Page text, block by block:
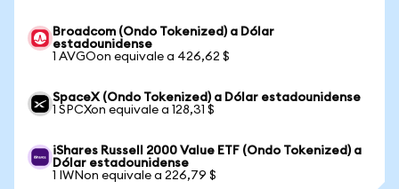
Broadcom (Ondo Tokenized) a Dólar
estadounidense
1 AVGOon equivale a 426,62 $
SpaceX (Ondo Tokenized) a Dólar estadounidense
1 SPCXon equivale a 128,31 $
iShares Russell 2000 Value ETF (Ondo Tokenized) a
Dólar estadounidense
1 IWNon equivale a 226,79 $